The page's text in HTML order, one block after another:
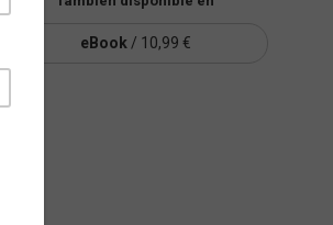
eBook / 10,99 €